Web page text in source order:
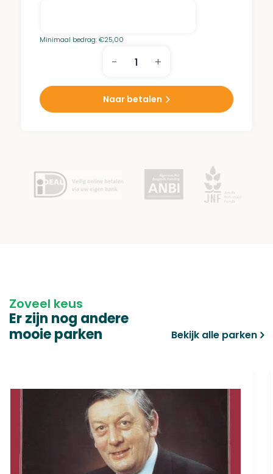
Minimaal bedrag:€25,00
-
Diesveld
aantal
+
Naar betalen
Zoveel keus
Er zijn nog andere
mooie parken
Bekijk alle parken